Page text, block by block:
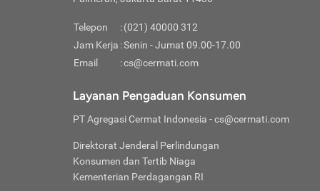
rendah
Jika
Kredit
Telepon :(021) 40000 312
Jam Kerja :Senin - Jumat 09.00-17.00
Email
:cs@cermati.com
Layanan Pengaduan Konsumen
PT Agregasi Cermat Indonesia - cs@cermati.com
Direktorat Jenderal Perlindungan
Konsumen dan Tertib Niaga
Kementerian Perdagangan RI